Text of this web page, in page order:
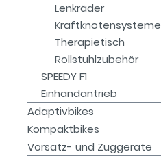
Lenkräder
Kraftknotensysteme
Therapietisch
Rollstuhlzubehör
SPEEDY F1
Einhandantrieb
Adaptivbikes
Kompaktbikes
Vorsatz- und Zuggeräte